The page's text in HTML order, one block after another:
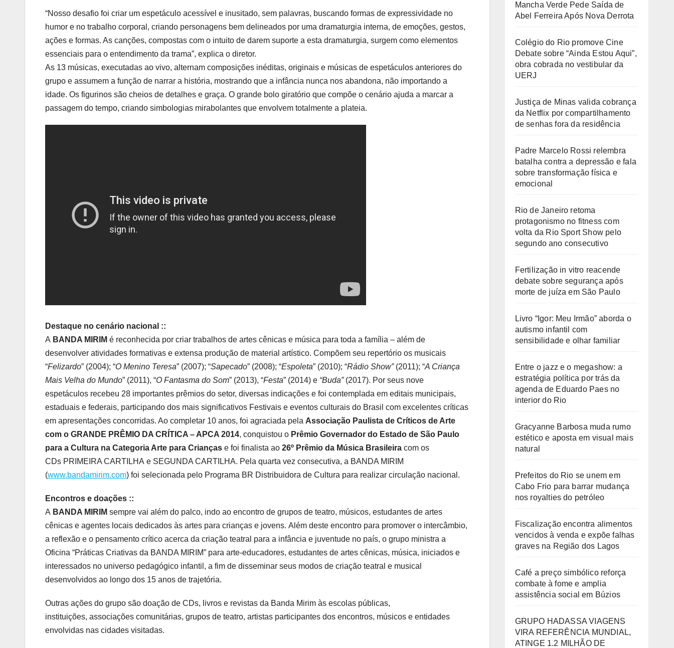
“Nosso desafio foi criar um espetáculo acessível e inusitado, sem palavras, buscando formas de expressividade no
humor e no trabalho corporal, criando personagens bem delineados por uma dramaturgia interna, de emoções, gestos,
ações e formas. As canções, compostas com o intuito de darem suporte a esta dramaturgia, surgem como elementos
essenciais para o entendimento da trama”, explica o diretor.
As 13 músicas, executadas ao vivo, alternam composições inéditas, originais e músicas de espetáculos anteriores do
grupo e assumem a função de narrar a história, mostrando que a infância nunca nos abandona, não importando a
idade. Os figurinos são cheios de detalhes e graça. O grande bolo giratório que compõe o cenário ajuda a marcar a
passagem do tempo, criando simbologias mirabolantes que envolvem totalmente a plateia.
Destaque no cenário nacional ::
A BANDA MIRIM é reconhecida por criar trabalhos de artes cênicas e música para toda a família – além de
desenvolver atividades formativas e extensa produção de material artístico. Compõem seu repertório os musicais
“Felizardo” (2004); “O Menino Teresa” (2007); “Sapecado” (2008); “Espoleta” (2010); “Rádio Show”(2011); “A Criança
Mais Velha do Mundo” (2011), “O Fantasma do Som” (2013), “Festa” (2014) e “Buda”(2017). Por seus nove
espetáculos recebeu 28 importantes prêmios do setor, diversas indicações e foi contemplada em editais municipais,
estaduais e federais, participando dos mais significativos Festivais e eventos culturais do Brasil com excelentes críticas
em apresentações concorridas. Ao completar 10 anos, foi agraciada pela Associação Paulista de Críticos de Arte
com o GRANDE PRÊMIO DA CRÍTICA – APCA 2014, conquistou o Prêmio Governador do Estado de São Paulo
para a Cultura na Categoria Arte para Crianças e foi finalista ao 26º Prêmio da Música Brasileira com os
CDs PRIMEIRA CARTILHA e SEGUNDA CARTILHA. Pela quarta vez consecutiva, a BANDA MIRIM
(www.bandamirim.com) foi selecionada pelo Programa BR Distribuidora de Cultura para realizar circulação nacional.
Encontros e doações ::
A BANDA MIRIM sempre vai além do palco, indo ao encontro de grupos de teatro, músicos, estudantes de artes
cênicas e agentes locais dedicados às artes para crianças e jovens. Além deste encontro para promover o intercâmbio,
a reflexão e o pensamento crítico acerca da criação teatral para a infância e juventude no país, o grupo ministra a
Oficina “Práticas Criativas da BANDA MIRIM” para arte-educadores, estudantes de artes cênicas, música, iniciados e
interessados no universo pedagógico infantil, a fim de disseminar seus modos de criação teatral e musical
desenvolvidos ao longo dos 15 anos de trajetória.
Outras ações do grupo são doação de CDs, livros e revistas da Banda Mirim às escolas públicas,
instituições, associações comunitárias, grupos de teatro, artistas participantes dos encontros, músicos e entidades
envolvidas nas cidades visitadas.
Mancha Verde Pede Saída de
Abel Ferreira Após Nova Derrota
Colégio do Rio promove Cine
Debate sobre “Ainda Estou Aqui”,
obra cobrada no vestibular da
UERJ
Justiça de Minas valida cobrança
da Netflix por compartilhamento
de senhas fora da residência
Padre Marcelo Rossi relembra
batalha contra a depressão e fala
sobre transformação física e
emocional
Rio de Janeiro retoma
protagonismo no fitness com
volta da Rio Sport Show pelo
segundo ano consecutivo
Fertilização in vitro reacende
debate sobre segurança após
morte de juíza em São Paulo
Livro “Igor: Meu Irmão” aborda o
autismo infantil com
sensibilidade e olhar familiar
Entre o jazz e o megashow: a
estratégia política por trás da
agenda de Eduardo Paes no
interior do Rio
Gracyanne Barbosa muda rumo
estético e aposta em visual mais
natural
Prefeitos do Rio se unem em
Cabo Frio para barrar mudança
nos royalties do petróleo
Fiscalização encontra alimentos
vencidos à venda e expõe falhas
graves na Região dos Lagos
Café a preço simbólico reforça
combate à fome e amplia
assistência social em Búzios
GRUPO HADASSA VIAGENS
VIRA REFERÊNCIA MUNDIAL,
ATINGE 1.2 MILHÃO DE